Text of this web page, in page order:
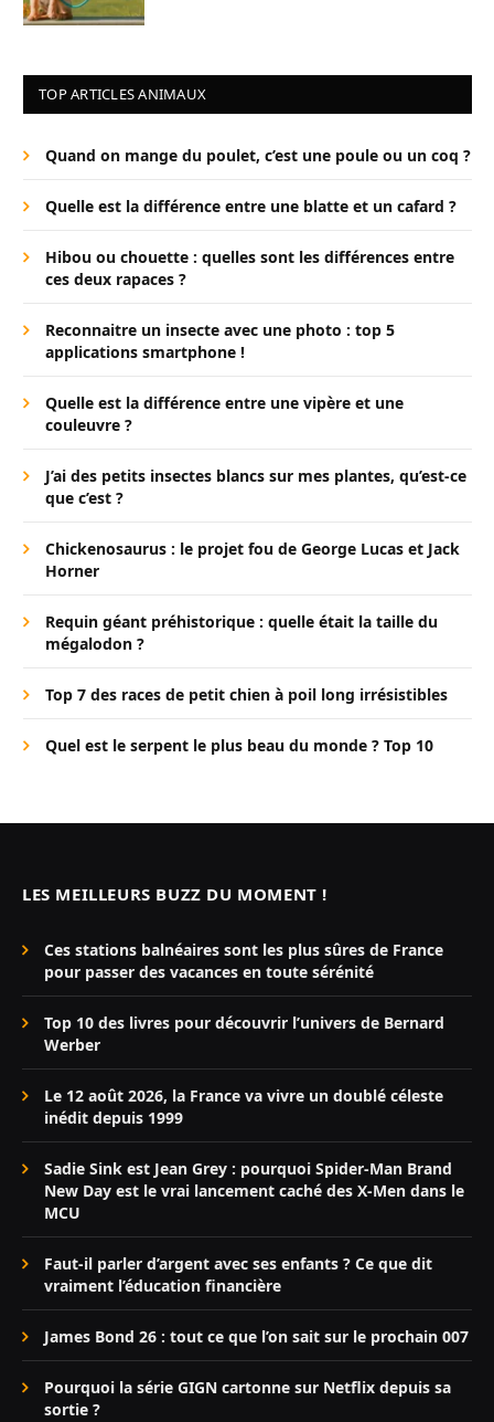
TOP ARTICLES ANIMAUX
Quand on mange du poulet, c’est une poule ou un coq ?
Quelle est la différence entre une blatte et un cafard ?
Hibou ou chouette : quelles sont les différences entre
ces deux rapaces ?
Reconnaitre un insecte avec une photo : top 5
applications smartphone !
Quelle est la différence entre une vipère et une
couleuvre ?
J’ai des petits insectes blancs sur mes plantes, qu’est-ce
que c’est ?
Chickenosaurus : le projet fou de George Lucas et Jack
Horner
Requin géant préhistorique : quelle était la taille du
mégalodon ?
Top 7 des races de petit chien à poil long irrésistibles
Quel est le serpent le plus beau du monde ? Top 10
LES MEILLEURS BUZZ DU MOMENT !
Ces stations balnéaires sont les plus sûres de France
pour passer des vacances en toute sérénité
Top 10 des livres pour découvrir l’univers de Bernard
Werber
Le 12 août 2026, la France va vivre un doublé céleste
inédit depuis 1999
Sadie Sink est Jean Grey : pourquoi Spider-Man Brand
New Day est le vrai lancement caché des X-Men dans le
MCU
Faut-il parler d’argent avec ses enfants ? Ce que dit
vraiment l’éducation financière
James Bond 26 : tout ce que l’on sait sur le prochain 007
Pourquoi la série GIGN cartonne sur Netflix depuis sa
sortie ?